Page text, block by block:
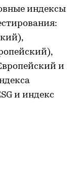
индексы
и
и индекс